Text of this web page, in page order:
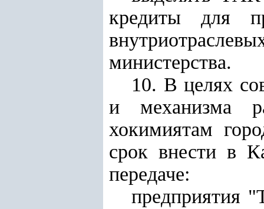
кредиты для
министерства.
10. В целях
и механизма
хокимиятам
срок внести в
передаче:
предприятия